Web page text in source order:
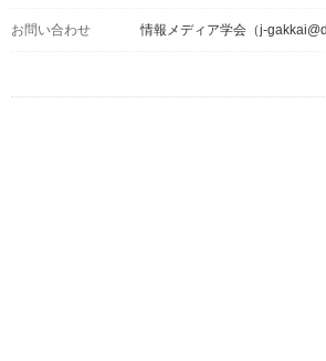
お問い合わせ 情報メディア学会（j-